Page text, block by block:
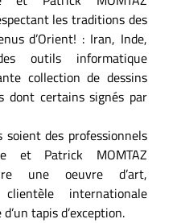
les traditions des
d’Orient! : Iran, Inde,
outils informatique
collection de dessins
dont certains signés par
soient des professionnels
et Patrick MOMTAZ
une oeuvre d’art,
internationale
tapis d’exception.